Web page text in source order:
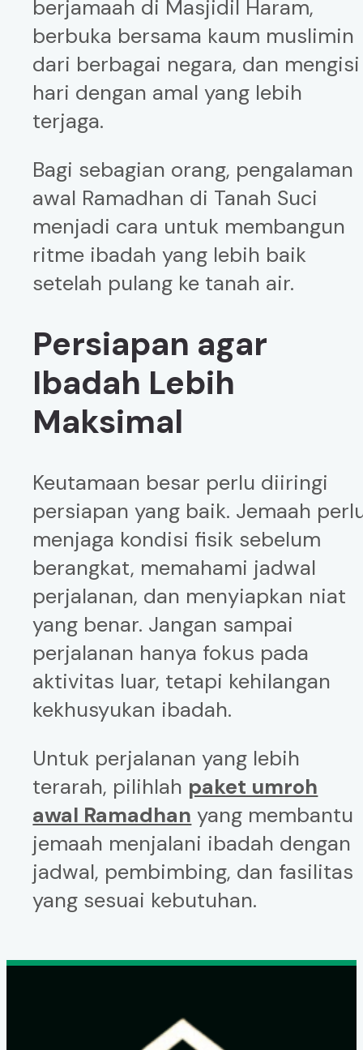
berjamaah di Masjidil Haram,
berbuka bersama kaum muslimin
dari berbagai negara, dan mengisi
hari dengan amal yang lebih
terjaga.
Bagi sebagian orang, pengalaman
awal Ramadhan di Tanah Suci
menjadi cara untuk membangun
ritme ibadah yang lebih baik
setelah pulang ke tanah air.
Persiapan agar
Ibadah Lebih
Maksimal
Keutamaan besar perlu diiringi
persiapan yang baik. Jemaah
menjaga kondisi fisik sebelum
berangkat, memahami jadwal
perjalanan, dan menyiapkan niat
yang benar. Jangan sampai
perjalanan hanya fokus pada
aktivitas luar, tetapi kehilangan
kekhusyukan ibadah.
Untuk perjalanan yang lebih
terarah, pilihlah paket umroh
awal Ramadhan yang membantu
jemaah menjalani ibadah dengan
jadwal, pembimbing, dan fasilitas
yang sesuai kebutuhan.